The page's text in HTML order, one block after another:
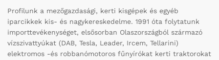
Profilunk a mezőgazdasági, kerti kisgépek és egyéb
iparcikkek kis- és nagykereskedelme. 1991 óta folytatunk
importtevékenységet, elsősorban Olaszországból származó
vízszivattyúkat (DAB, Tesla, Leader, Ircem, Tellarini)
elektromos -és robbanómotoros fűnyírókat kerti traktorokat